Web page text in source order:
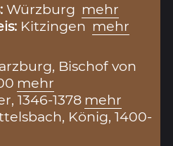
Würzburg mehr
Kitzingen mehr
Bischof von
mehr
1346-1378 mehr
König, 1400-